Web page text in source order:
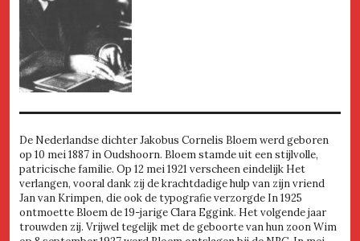
De Nederlandse dichter Jakobus Cornelis Bloem werd geboren
op 10 mei 1887 in Oudshoorn. Bloem stamde uit een stijlvolle,
patricische familie. Op 12 mei 1921 verscheen eindelijk Het
verlangen, vooral dank zij de krachtdadige hulp van zijn vriend
Jan van Krimpen, die ook de typografie verzorgde In 1925
ontmoette Bloem de 19-jarige Clara Eggink. Het volgende jaar
trouwden zij. Vrijwel tegelijk met de geboorte van hun zoon Wim